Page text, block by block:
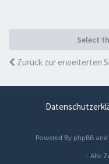
Select
Zurück zur erweiterten
Powered By phpBB and
- Alle